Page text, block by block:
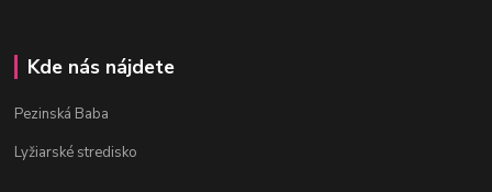
Kde nás nájdete
Pezinská Baba
Lyžiarské stredisko